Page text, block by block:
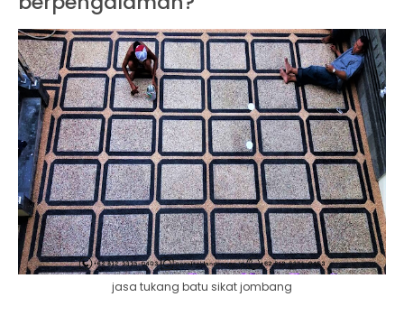
jasa tukang batu sikat jombang